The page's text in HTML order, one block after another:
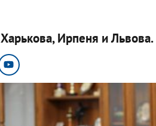
Ирпеня и Львова.